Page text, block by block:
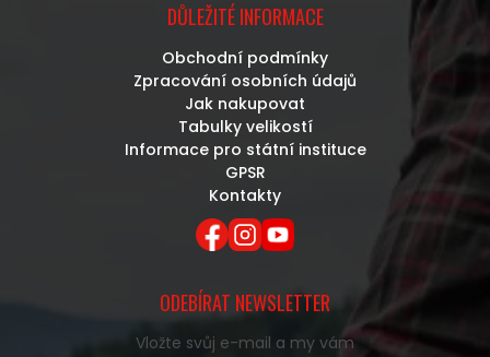
DŮLEŽITÉ INFORMACE
Obchodní podmínky
Zpracování osobních údajů
Jak nakupovat
Tabulky velikostí
Informace pro státní instituce
GPSR
Kontakty
ODEBÍRAT NEWSLETTER
Vložte svůj e-mail a my vám